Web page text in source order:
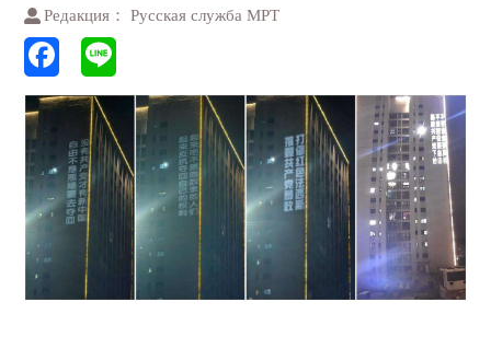
Редакция： Русская служба МРТ